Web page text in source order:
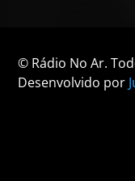
© Rádio No Ar.
Desenvolvido por